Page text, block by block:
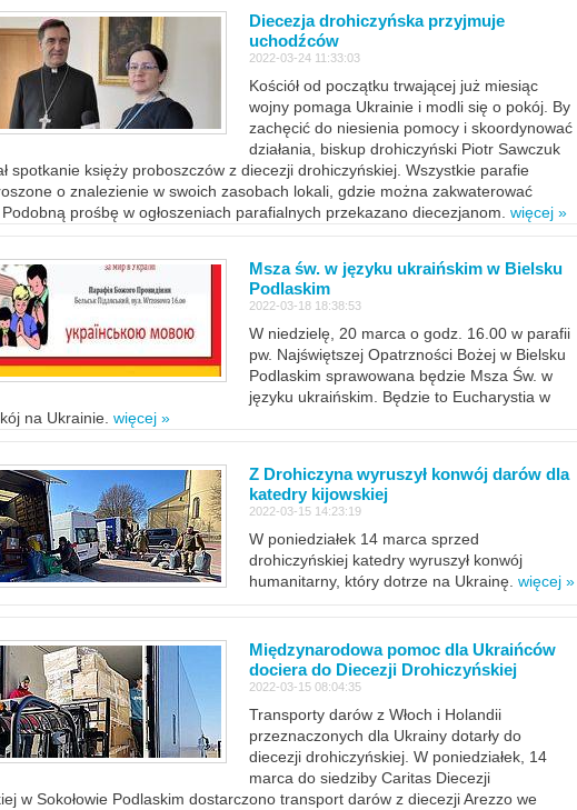
Diecezja drohiczyńska przyjmuje
uchodźców
2022-03-24 11:33:03
Kościół od początku trwającej już miesiąc
wojny pomaga Ukrainie i modli się o pokój. By
zachęcić do niesienia pomocy i skoordynować
działania, biskup drohiczyński Piotr Sawczuk
spotkanie księży proboszczów z diecezji drohiczyńskiej. Wszystkie parafie
o znalezienie w swoich zasobach lokali, gdzie można zakwaterować
prośbę w ogłoszeniach parafialnych przekazano diecezjanom. więcej »
Msza św. w języku ukraińskim w Bielsku
Podlaskim
2022-03-18 18:38:53
W niedzielę, 20 marca o godz. 16.00 w parafii
pw. Najświętszej Opatrzności Bożej w Bielsku
Podlaskim sprawowana będzie Msza Św. w
języku ukraińskim. Będzie to Eucharystia w
na Ukrainie. więcej »
Z Drohiczyna wyruszył konwój darów dla
katedry kijowskiej
2022-03-15 14:23:19
W poniedziałek 14 marca sprzed
drohiczyńskiej katedry wyruszył konwój
humanitarny, który dotrze na Ukrainę. więcej »
Międzynarodowa pomoc dla Ukraińców
dociera do Diecezji Drohiczyńskiej
2022-03-15 08:04:35
Transporty darów z Włoch i Holandii
przeznaczonych dla Ukrainy dotarły do
diecezji drohiczyńskiej. W poniedziałek, 14
marca do siedziby Caritas Diecezji
w Sokołowie Podlaskim dostarczono transport darów z diecezji Arezzo we